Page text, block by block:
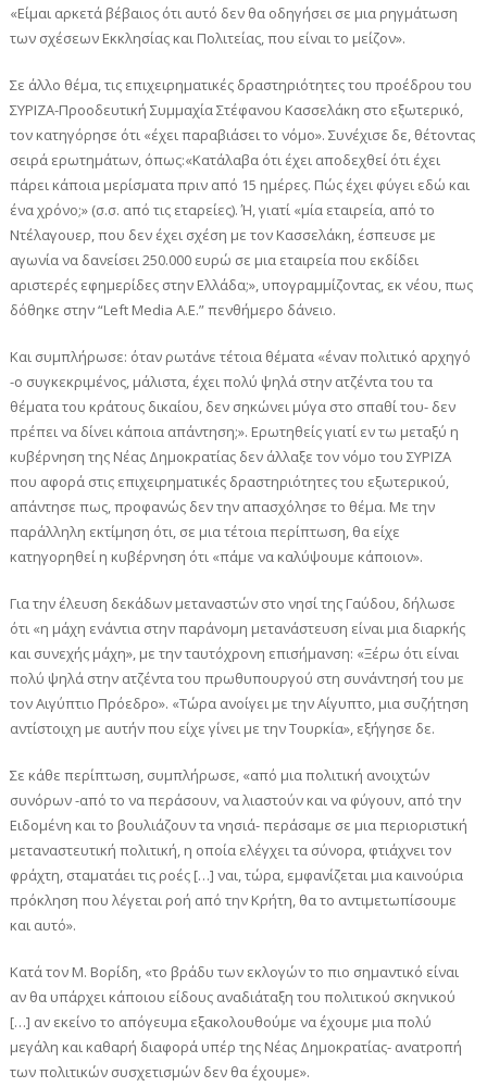
«Είμαι αρκετά βέβαιος ότι αυτό δεν θα οδηγήσει σε μια ρηγμάτωση
των σχέσεων Εκκλησίας και Πολιτείας, που είναι το μείζον».
Σε άλλο θέμα, τις επιχειρηματικές δραστηριότητες του προέδρου του
ΣΥΡΙΖΑ-Προοδευτική Συμμαχία Στέφανου Κασσελάκη στο εξωτερικό,
τον κατηγόρησε ότι «έχει παραβιάσει το νόμο». Συνέχισε δε, θέτοντας
σειρά ερωτημάτων, όπως:«Κατάλαβα ότι έχει αποδεχθεί ότι έχει
πάρει κάποια μερίσματα πριν από 15 ημέρες. Πώς έχει φύγει εδώ και
ένα χρόνο;» (σ.σ. από τις εταρείες). Ή, γιατί «μία εταιρεία, από το
Ντέλαγουερ, που δεν έχει σχέση με τον Κασσελάκη, έσπευσε με
αγωνία να δανείσει 250.000 ευρώ σε μια εταιρεία που εκδίδει
αριστερές εφημερίδες στην Ελλάδα;», υπογραμμίζοντας, εκ νέου, πως
δόθηκε στην “Left Media Α.Ε.” πενθήμερο δάνειο.
Και συμπλήρωσε: όταν ρωτάνε τέτοια θέματα «έναν πολιτικό αρχηγό
-ο συγκεκριμένος, μάλιστα, έχει πολύ ψηλά στην ατζέντα του τα
θέματα του κράτους δικαίου, δεν σηκώνει μύγα στο σπαθί του- δεν
πρέπει να δίνει κάποια απάντηση;». Ερωτηθείς γιατί εν τω μεταξύ η
κυβέρνηση της Νέας Δημοκρατίας δεν άλλαξε τον νόμο του ΣΥΡΙΖΑ
που αφορά στις επιχειρηματικές δραστηριότητες του εξωτερικού,
απάντησε πως, προφανώς δεν την απασχόλησε το θέμα. Με την
παράλληλη εκτίμηση ότι, σε μια τέτοια περίπτωση, θα είχε
κατηγορηθεί η κυβέρνηση ότι «πάμε να καλύψουμε κάποιον».
Για την έλευση δεκάδων μεταναστών στο νησί της Γαύδου, δήλωσε
ότι «η μάχη ενάντια στην παράνομη μετανάστευση είναι μια διαρκής
και συνεχής μάχη», με την ταυτόχρονη επισήμανση: «Ξέρω ότι είναι
πολύ ψηλά στην ατζέντα του πρωθυπουργού στη συνάντησή του με
τον Αιγύπτιο Πρόεδρο». «Τώρα ανοίγει με την Αίγυπτο, μια συζήτηση
αντίστοιχη με αυτήν που είχε γίνει με την Τουρκία», εξήγησε δε.
Σε κάθε περίπτωση, συμπλήρωσε, «από μια πολιτική ανοιχτών
συνόρων -από το να περάσουν, να λιαστούν και να φύγουν, από την
Ειδομένη και το βουλιάζουν τα νησιά- περάσαμε σε μια περιοριστική
μεταναστευτική πολιτική, η οποία ελέγχει τα σύνορα, φτιάχνει τον
φράχτη, σταματάει τις ροές […] ναι, τώρα, εμφανίζεται μια καινούρια
πρόκληση που λέγεται ροή από την Κρήτη, θα το αντιμετωπίσουμε
και αυτό».
Κατά τον Μ. Βορίδη, «το βράδυ των εκλογών το πιο σημαντικό είναι
αν θα υπάρχει κάποιου είδους αναδιάταξη του πολιτικού σκηνικού
[…] αν εκείνο το απόγευμα εξακολουθούμε να έχουμε μια πολύ
μεγάλη και καθαρή διαφορά υπέρ της Νέας Δημοκρατίας- ανατροπή
των πολιτικών συσχετισμών δεν θα έχουμε».